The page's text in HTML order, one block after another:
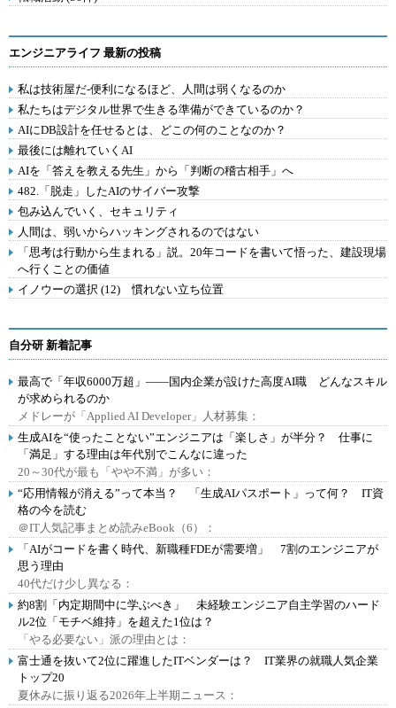
エンジニアライフ 最新の投稿
私は技術屋だ-便利になるほど、人間は弱くなるのか
私たちはデジタル世界で生きる準備ができているのか？
AIにDB設計を任せるとは、どこの何のことなのか？
最後には離れていくAI
AIを「答えを教える先生」から「判断の稽古相手」へ
482.「脱走」したAIのサイバー攻撃
包み込んでいく、セキュリティ
人間は、弱いからハッキングされるのではない
「思考は行動から生まれる」説。20年コードを書いて悟った、建設現場
へ行くことの価値
イノウーの選択 (12) 慣れない立ち位置
自分研 新着記事
最高で「年収6000万超」――国内企業が設けた高度AI職 どんなスキル
が求められるのか
メドレーが「Applied AI Developer」人材募集：
生成AIを“使ったことない”エンジニアは「楽しさ」が半分？ 仕事に
「満足」する理由は年代別でこんなに違った
20～30代が最も「やや不満」が多い：
“応用情報が消える”って本当？ 「生成AIパスポート」って何？ IT資
格の今を読む
＠IT人気記事まとめ読みeBook（6）：
「AIがコードを書く時代、新職種FDEが需要増」 7割のエンジニアが
思う理由
40代だけ少し異なる：
約8割「内定期間中に学ぶべき」 未経験エンジニア自主学習のハード
ル2位「モチベ維持」を超えた1位は？
「やる必要ない」派の理由とは：
富士通を抜いて2位に躍進したITベンダーは？ IT業界の就職人気企業
トップ20
夏休みに振り返る2026年上半期ニュース：